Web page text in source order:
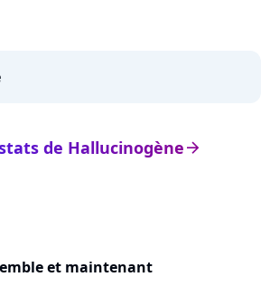
arrow_right
de Hallucinogène
et maintenant